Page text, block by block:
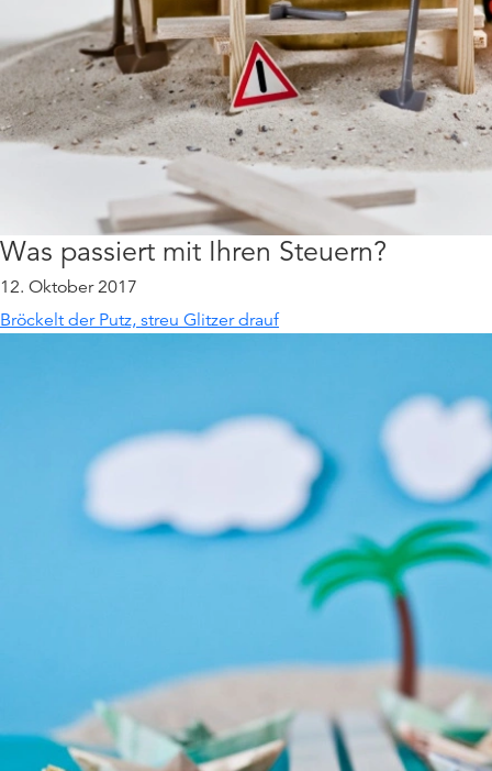
Was passiert mit Ihren Steuern?
12. Oktober 2017
Bröckelt der Putz, streu Glitzer drauf